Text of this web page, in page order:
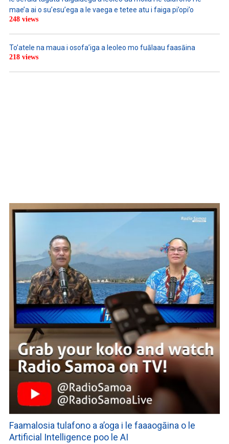
mae’a ai o su’esu’ega a le vaega e tetee atu i faiga pi’opi’o
248 views
To’atele na maua i osofa’iga a leoleo mo fuālaau faasāina
218 views
Faamalosia tulafono a a’oga i le faaaogāina o le
Artificial Intelligence poo le AI